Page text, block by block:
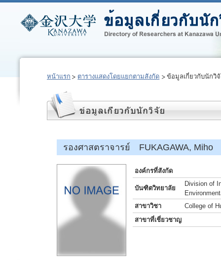
หน้าแรก ตารางแสดงโดยแยกตามสังกัด ข้อมูลเกี่ยวกับนักวิ
รองศาสตราจารย์ FUKAGAWA, Miho
องค์กรที่สังกัด
บันฑิตวิทยาลัย
Division of
สาขาวิชา
College of
สาขาที่เชี่ยวชาญ